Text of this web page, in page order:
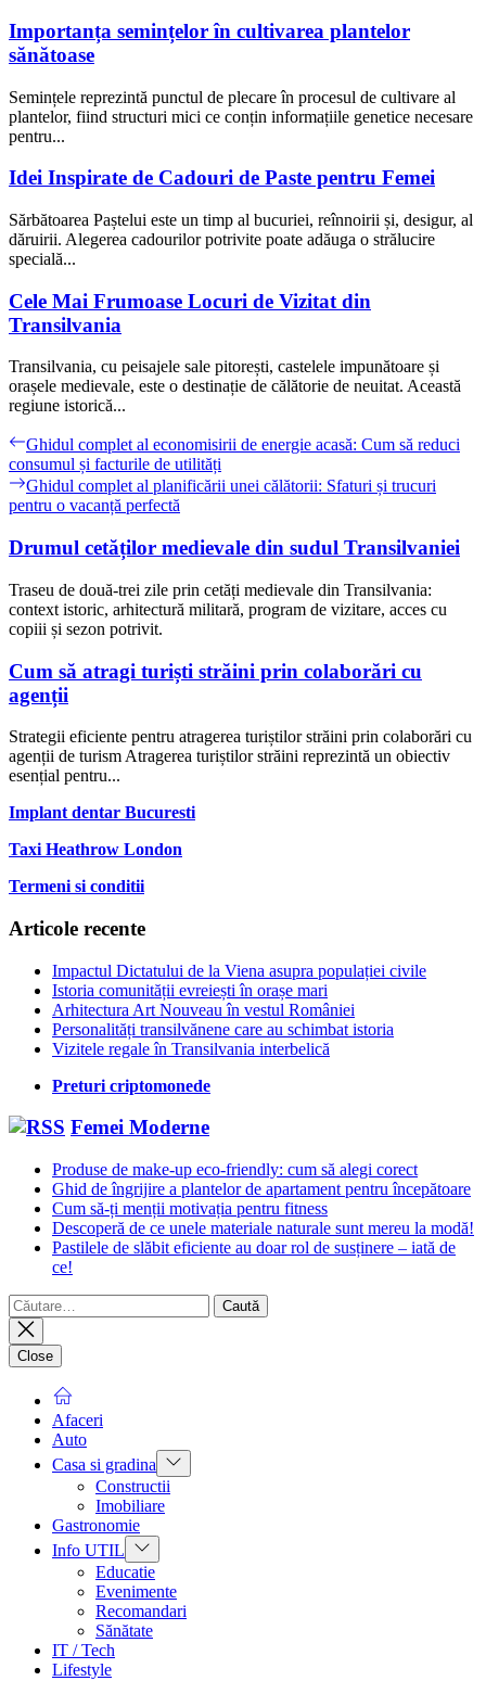
Importanța semințelor în cultivarea plantelor
sănătoase
Semințele reprezintă punctul de plecare în procesul de cultivare al
plantelor, fiind structuri mici ce conțin informațiile genetice necesare
pentru...
Idei Inspirate de Cadouri de Paste pentru Femei
Sărbătoarea Paștelui este un timp al bucuriei, reînnoirii și, desigur, al
dăruirii. Alegerea cadourilor potrivite poate adăuga o strălucire
specială...
Cele Mai Frumoase Locuri de Vizitat din
Transilvania
Transilvania, cu peisajele sale pitorești, castelele impunătoare și
orașele medievale, este o destinație de călătorie de neuitat. Această
regiune istorică...
Navigare
în
articole
Previous
post:
Ghidul complet al economisirii de energie acasă: Cum să reduci
consumul și facturile de utilități
Next
post:
Ghidul complet al planificării unei călătorii: Sfaturi și trucuri
pentru o vacanță perfectă
Drumul cetăților medievale din sudul Transilvaniei
Traseu de două-trei zile prin cetăți medievale din Transilvania:
context istoric, arhitectură militară, program de vizitare, acces cu
copiii și sezon potrivit.
Cum să atragi turiști străini prin colaborări cu
agenții
Strategii eficiente pentru atragerea turiștilor străini prin colaborări cu
agenții de turism Atragerea turiștilor străini reprezintă un obiectiv
esențial pentru...
Implant dentar Bucuresti
Taxi Heathrow London
Termeni si conditii
Articole recente
Impactul Dictatului de la Viena asupra populației civile
Istoria comunității evreiești în orașe mari
Arhitectura Art Nouveau în vestul României
Personalități transilvănene care au schimbat istoria
Vizitele regale în Transilvania interbelică
Preturi criptomonede
Femei Moderne
Produse de make-up eco-friendly: cum să alegi corect
Ghid de îngrijire a plantelor de apartament pentru începătoare
Cum să-ți menții motivația pentru fitness
Descoperă de ce unele materiale naturale sunt mereu la modă!
Pastilele de slăbit eficiente au doar rol de susținere – iată de
ce!
Caută
după:
Close
Afaceri
Auto
Casa si gradina
Show
sub
menu
Constructii
Imobiliare
Gastronomie
Info UTIL
Show
sub
menu
Educatie
Evenimente
Recomandari
Sănătate
IT / Tech
Lifestyle